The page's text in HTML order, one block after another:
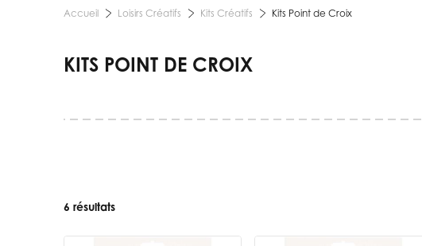
Accueil Loisirs Créatifs Kits Créatifs Kits Point de Croix
KITS POINT DE CROIX
6 résultats